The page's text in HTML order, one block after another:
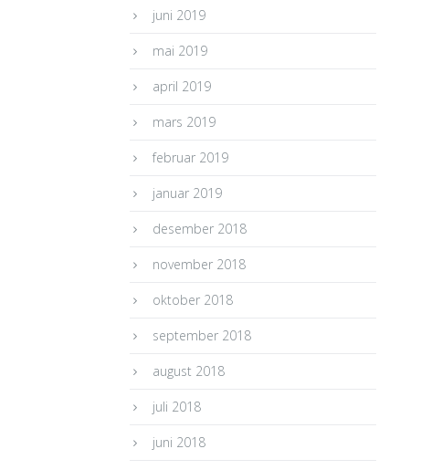
juni 2019
mai 2019
april 2019
mars 2019
februar 2019
januar 2019
desember 2018
november 2018
oktober 2018
september 2018
august 2018
juli 2018
juni 2018